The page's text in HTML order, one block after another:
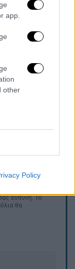
app.
other
Policy
από το
Σελίνου
κάλυψη
τους
των
διαθέτει
Άμμος
με
κάλυψης να
ευρώ.
ευθύνη. Το
θα